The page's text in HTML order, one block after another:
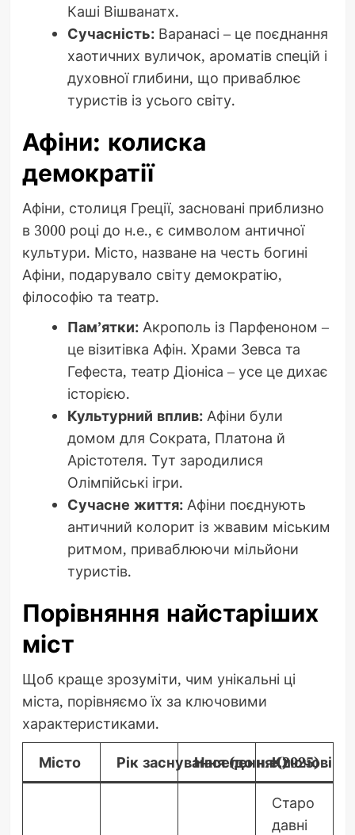
Каші Вішванатх.
Сучасність:Варанасі – це поєднання
хаотичних вуличок, ароматів спецій і
духовної глибини, що приваблює
туристів із усього світу.
Афіни: колиска
демократії
Афіни, столиця Греції, засновані приблизно
в 3000 році до н.е., є символом античної
культури. Місто, назване на честь богині
Афіни, подарувало світу демократію,
філософію та театр.
Пам’ятки:Акрополь із Парфеноном –
це візитівка Афін. Храми Зевса та
Гефеста, театр Діоніса – усе це дихає
історією.
Культурний вплив:Афіни були
домом для Сократа, Платона й
Арістотеля. Тут зародилися
Олімпійські ігри.
Сучасне життя:Афіни поєднують
античний колорит із жвавим міським
ритмом, приваблюючи мільйони
туристів.
Порівняння найстаріших
міст
Щоб краще зрозуміти, чим унікальні ці
міста, порівняємо їх за ключовими
характеристиками.
Місто Рік заснування (до н.е.)
Населення (2025)
Ключові
Старо
давні